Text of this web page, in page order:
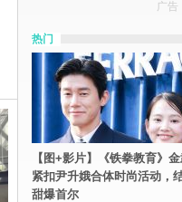
广告
热门
【图+影片】《铁拳教育》
紧扣尹升娥合体时尚活动，
甜爆首尔